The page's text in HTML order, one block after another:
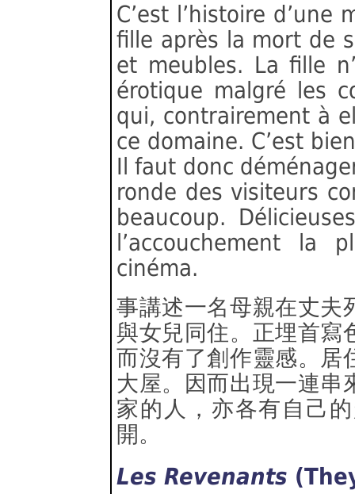
C’est l’histoire
fille après la mort de
et meubles. La fille
érotique malgré les
qui, contrairement à
ce domaine. C’est
Il faut donc
ronde des visiteurs
beaucoup.
l’accouchement la
cinéma.
事講述一名母親在丈夫
與女兒同住。正埋首寫
而沒有了創作靈感。居
大屋。因而出現一連串
家的人，亦各有自己
開。
Les Revenants